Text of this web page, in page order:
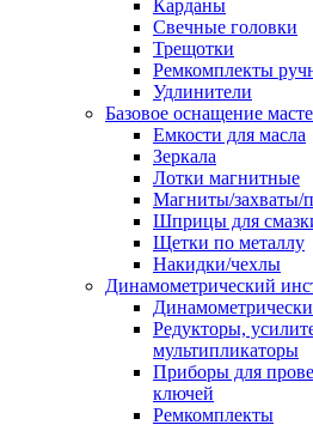
Карданы
Свечные головки
Трещотки
Ремкомплекты
Удлинители
Базовое оснащение
Емкости для масла
Зеркала
Лотки магнитные
Магниты/захваты/
Шприцы для
Щетки по металлу
Накидки/чехлы
Динамометрический
Редукторы,
мультипликаторы
Приборы для
ключей
Ремкомплекты